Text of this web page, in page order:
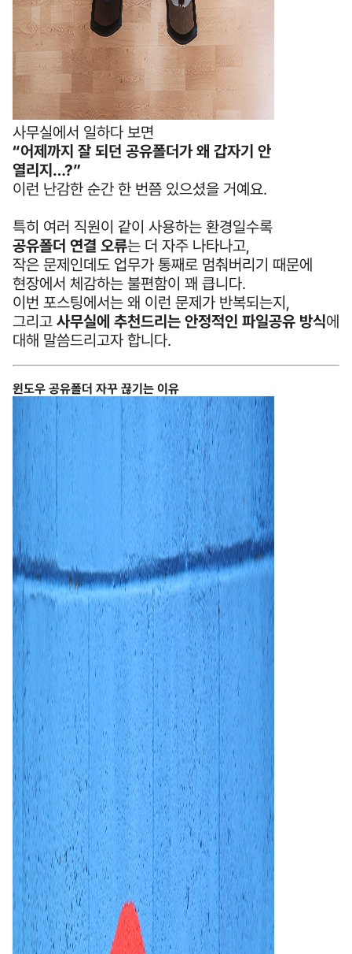
사무실에서 일하다 보면
“어제까지 잘 되던 공유폴더가 왜 갑자기 안
열리지…?”
이런 난감한 순간 한 번쯤 있으셨을 거예요.
특히 여러 직원이 같이 사용하는 환경일수록
공유폴더 연결 오류는 더 자주 나타나고,
작은 문제인데도 업무가 통째로 멈춰버리기 때문에
현장에서 체감하는 불편함이 꽤 큽니다.
이번 포스팅에서는 왜 이런 문제가 반복되는지,
그리고 사무실에 추천드리는 안정적인 파일공유 방식에
대해 말씀드리고자 합니다.
윈도우 공유폴더 자꾸 끊기는 이유